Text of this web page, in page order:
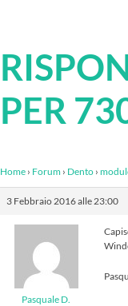
PER
Home › Forum › Dento ›
3 Febbraio 2016 alle 23:00
Pasquale D.